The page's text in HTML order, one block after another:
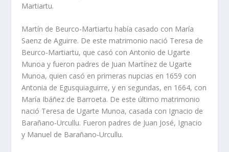
Martiartu.
Martí­n de Beurco-Martiartu habí­a casado con Marí­a
Saenz de Aguirre. De este matrimonio nació Teresa de
Beurco-Martiartu, que casó con Antonio de Ugarte
Munoa y fueron padres de Juan Martí­nez de Ugarte
Munoa, quien casó en primeras nupcias en 1659 con
Antonia de Egusquiaguirre, y en segundas, en 1664, con
Marí­a Ibáñez de Barroeta. De este último matrimonio
nació Teresa de Ugarte Munoa, casada con Ignacio de
Barañano-Urcullu. Fueron padres de Juan José, Ignacio
y Manuel de Barañano-Urcullu.